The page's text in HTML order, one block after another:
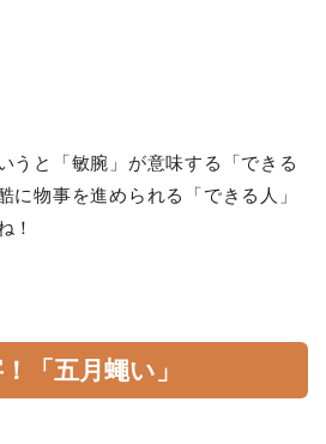
うと「敏腕」が意味する「できる
に物事を進められる「できる人」
！
「五月蠅い」